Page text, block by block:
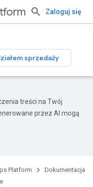
Zaloguj się
sprzedaży
treści na Twój
przez AI mogą
Platform
Dokumentacja